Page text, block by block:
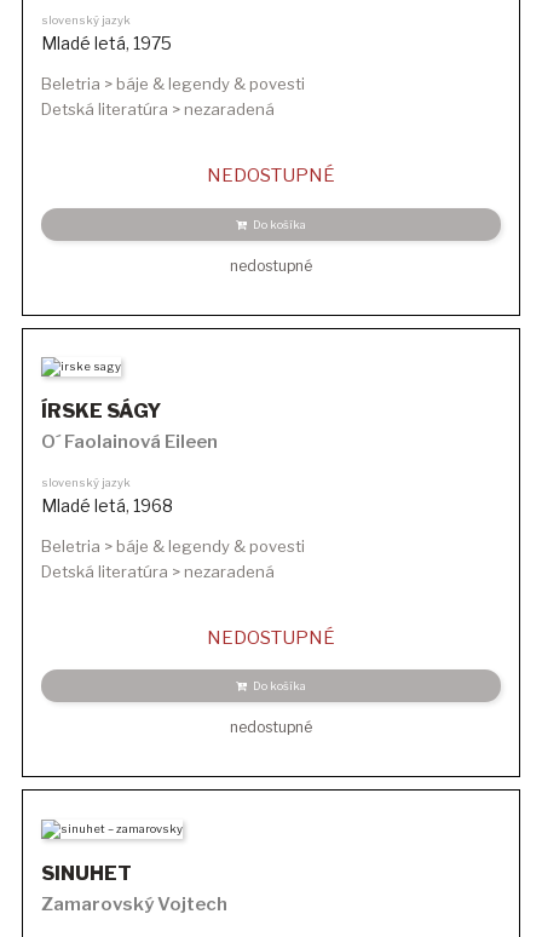
slovenský jazyk
Mladé letá, 1975
Beletria > báje & legendy & povesti
Detská literatúra > nezaradená
NEDOSTUPNÉ
Do košíka
nedostupné
ÍRSKE SÁGY
O´ Faolainová Eileen
slovenský jazyk
Mladé letá, 1968
Beletria > báje & legendy & povesti
Detská literatúra > nezaradená
NEDOSTUPNÉ
Do košíka
nedostupné
SINUHET
Zamarovský Vojtech